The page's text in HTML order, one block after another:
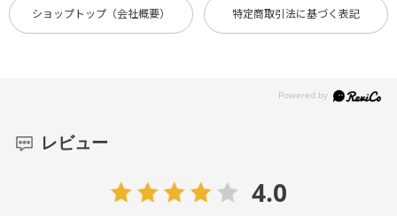
ショップトップ（会社概要） 特定商取引法に基づく表記
レビュー
4.0